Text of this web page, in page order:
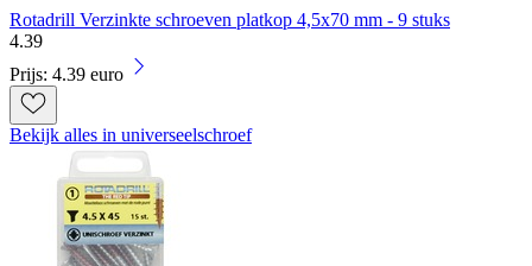
Rotadrill Verzinkte schroeven platkop 4,5x70 mm - 9 stuks
4.39
Prijs: 4.39 euro
Bekijk alles in universeelschroef